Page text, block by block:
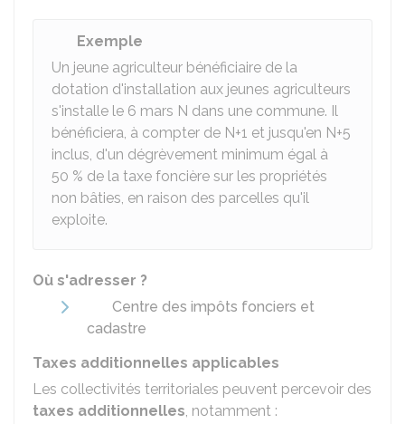
Exemple
Un jeune agriculteur bénéficiaire de la
dotation d'installation aux jeunes agriculteurs
s'installe le 6 mars N dans une commune. Il
bénéficiera, à compter de N+1 et jusqu'en N+5
inclus, d'un dégrèvement minimum égal à
50 % de la taxe foncière sur les propriétés
non bâties, en raison des parcelles qu'il
exploite.
Où s'adresser ?
Centre des impôts fonciers et
cadastre
Taxes additionnelles applicables
Les collectivités territoriales peuvent percevoir des
taxes additionnelles, notamment :